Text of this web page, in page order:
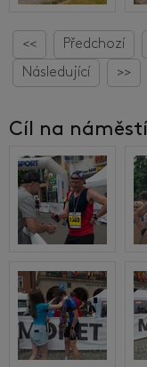
<< Předchozí
Následující
>>
Cíl na náměstí